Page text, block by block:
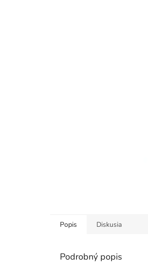
Popis Diskusia
Podrobný popis